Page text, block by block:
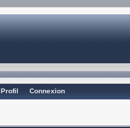
Profil Connexion